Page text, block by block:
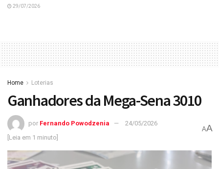
29/07/2026
Home Loterias
Ganhadores da Mega-Sena 3010
por Fernando Powodzenia
24/05/2026
[Leia em 1 minuto]
AA